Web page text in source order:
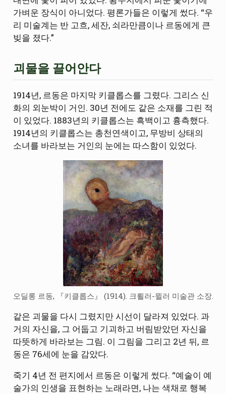
가벼운 장식이 아니었다. 평론가들은 이렇게 썼다. “우
리 미술계는 반 고흐, 세잔, 쇠라만큼이나 르동에게 큰
빚을 졌다.”
괴물을 끌어안다
1914년, 르동은 마지막 키클롭스를 그렸다. 그리스 신
화의 외눈박이 거인. 30년 전에도 같은 소재를 그린 적
이 있었다. 1883년의 키클롭스는 흑백이고 흉측했다.
1914년의 키클롭스는 총천연색이고, 무방비 상태의
소녀를 바라보는 거인의 눈에는 따스함이 있었다.
오딜롱 르동, 『키클롭스』 (1914). 크뢸러-뮐러 미술관 소장.
같은 괴물을 다시 그렸지만 시선이 달라져 있었다. 과
거의 자신을, 그 어둡고 기괴하고 버림받았던 자신을
따뜻하게 바라보는 그림. 이 그림을 그리고 2년 뒤, 르
동은 76세에 눈을 감았다.
죽기 4년 전 편지에서 르동은 이렇게 썼다. “예술이 예
술가의 인생을 표현하는 노래라면, 나는 색채로 행복